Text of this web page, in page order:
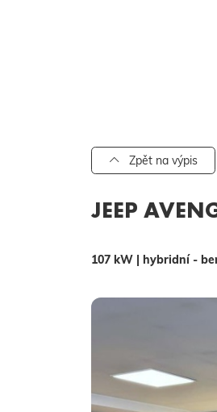
Pro vyhledávání zadejte
Zpět na výpis
JEEP
107 kW | hybridní -